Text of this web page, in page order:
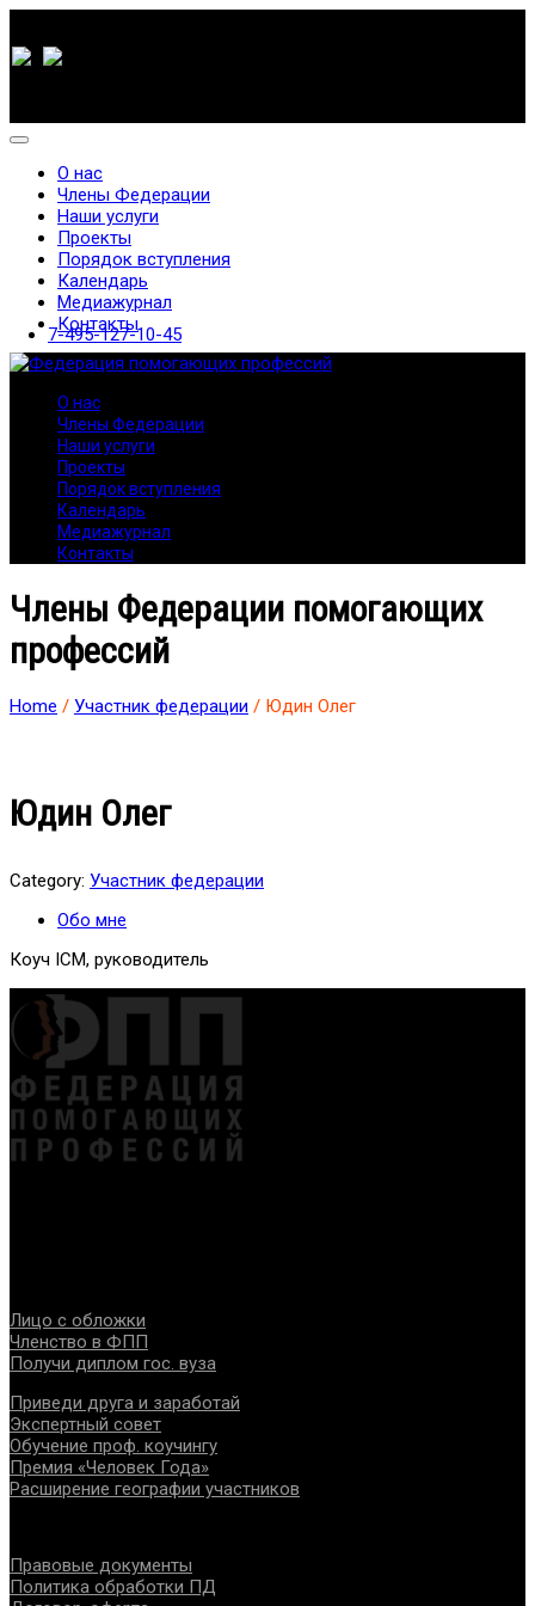
7-495-127-10-45
О нас
Члены Федерации
Наши услуги
Проекты
Порядок вступления
Календарь
Медиажурнал
Контакты
О нас
Члены Федерации
Наши услуги
Проекты
Порядок вступления
Календарь
Медиажурнал
Контакты
Члены Федерации помогающих
профессий
Home / Участник федерации / Юдин Олег
Юдин Олег
Category: Участник федерации
Обо мне
Коуч ICM, руководитель
Лицо с обложки
Членство в ФПП
Получи диплом гос. вуза
Приведи друга и заработай
Экспертный совет
Обучение проф. коучингу
Премия «Человек Года»
Расширение географии участников
Правовые документы
Политика обработки ПД